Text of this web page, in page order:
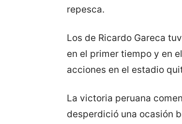
repesca.
Los de Ricardo Gareca
en el primer tiempo y en
acciones en el estadio
La victoria peruana
desperdició una ocasión